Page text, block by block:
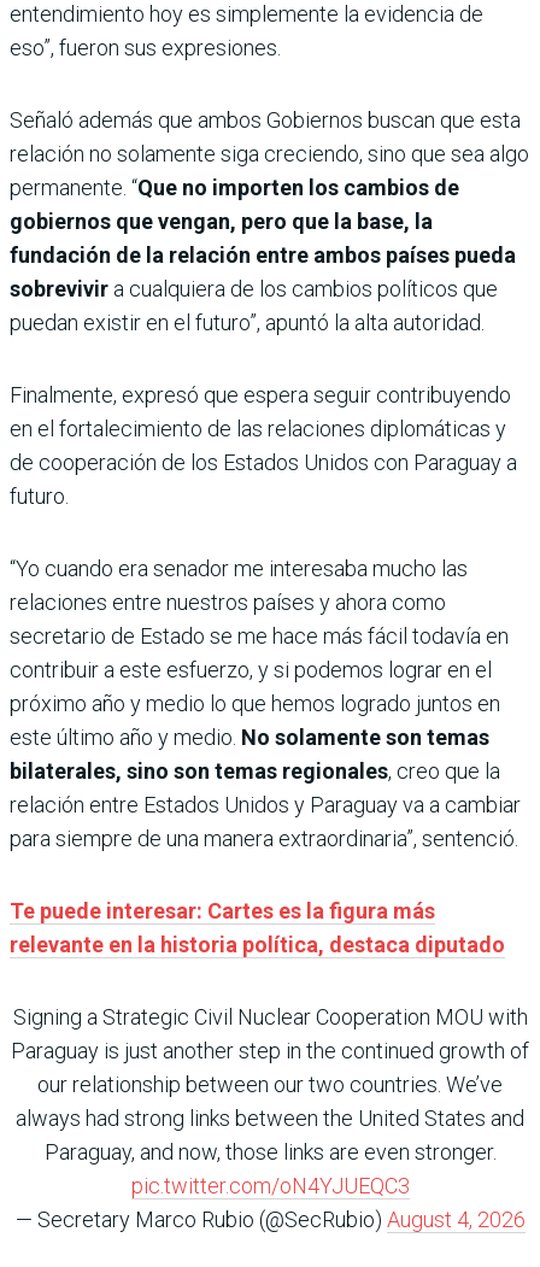
entendimiento hoy es simplemente la evidencia de
eso”, fueron sus expresiones.
Señaló además que ambos Gobiernos buscan que esta
relación no solamente siga creciendo, sino que sea algo
permanente. “Que no importen los cambios de
gobiernos que vengan, pero que la base, la
fundación de la relación entre ambos países pueda
sobrevivir a cualquiera de los cambios políticos que
puedan existir en el futuro”, apuntó la alta autoridad.
Finalmente, expresó que espera seguir contribuyendo
en el fortalecimiento de las relaciones diplomáticas y
de cooperación de los Estados Unidos con Paraguay a
futuro.
“Yo cuando era senador me interesaba mucho las
relaciones entre nuestros países y ahora como
secretario de Estado se me hace más fácil todavía en
contribuir a este esfuerzo, y si podemos lograr en el
próximo año y medio lo que hemos logrado juntos en
este último año y medio. No solamente son temas
bilaterales, sino son temas regionales, creo que la
relación entre Estados Unidos y Paraguay va a cambiar
para siempre de una manera extraordinaria”, sentenció.
Te puede interesar: Cartes es la figura más
relevante en la historia política, destaca diputado
Signing a Strategic Civil Nuclear Cooperation MOU with
Paraguay is just another step in the continued growth of
our relationship between our two countries. We’ve
always had strong links between the United States and
Paraguay, and now, those links are even stronger.
pic.twitter.com/oN4YJUEQC3
— Secretary Marco Rubio (@SecRubio) August 4, 2026